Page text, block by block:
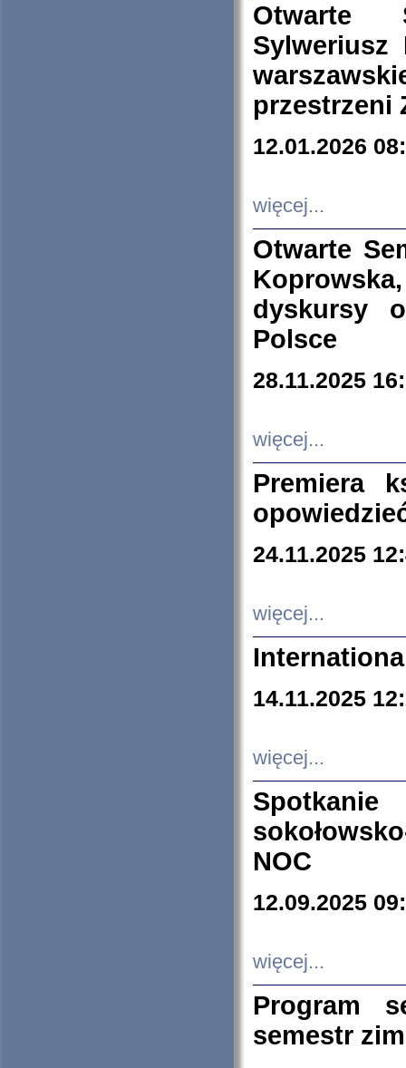
Otwarte
Sylweriusz
przestrzeni
12.01.2026
więcej...
Otwarte
dyskursy
Polsce
28.11.2025
więcej...
Premiera
24.11.2025
więcej...
14.11.2025
więcej...
NOC
12.09.2025
więcej...
Program
semestr